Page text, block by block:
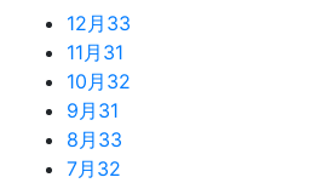
12月 33
11月 31
10月 32
9月 31
8月 33
7月 32